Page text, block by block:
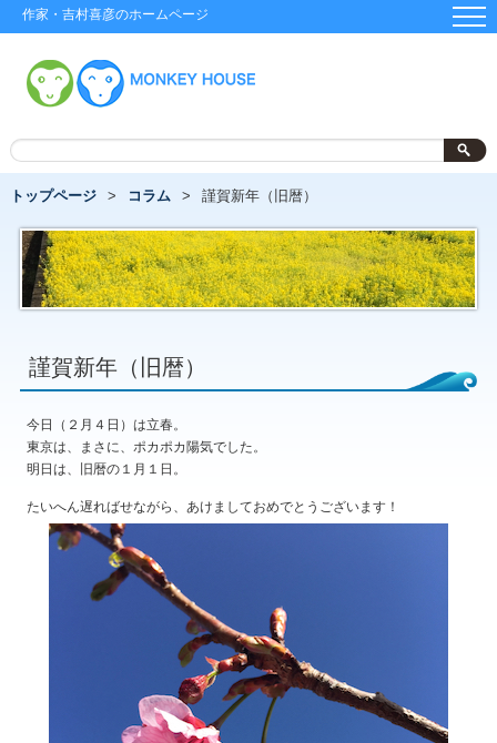
作家・吉村喜彦のホームページ
トップページ コラム 謹賀新年（旧暦）
謹賀新年（旧暦）
今日（２月４日）は立春。
東京は、まさに、ポカポカ陽気でした。
明日は、旧暦の１月１日。
たいへん遅ればせながら、あけましておめでとうございます！